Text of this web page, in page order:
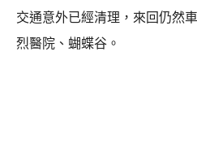
交通意外已經清理，來回仍然
烈醫院、蝴蝶谷。